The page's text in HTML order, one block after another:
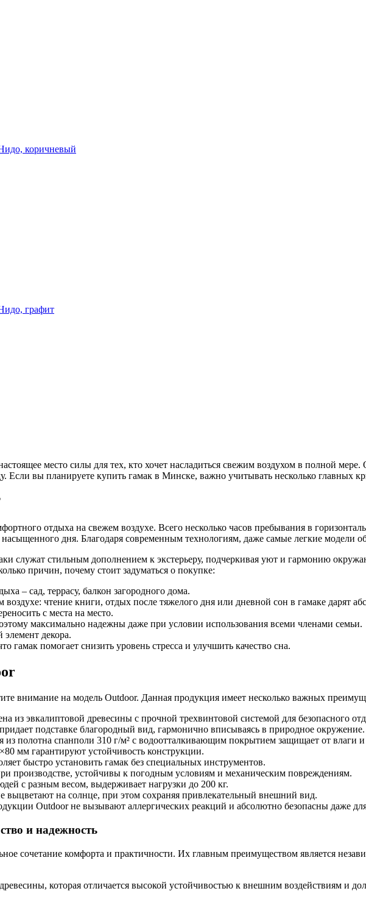
коричневый
графит
место силы для тех, кто хочет насладиться свежим воздухом в полной
Если вы планируете купить гамак в Минске, важно учитывать несколько главных
отдыха на свежем воздухе. Всего несколько часов пребывания в
дня. Благодаря современным технологиям, даже самые легкие модели
служат стильным дополнением к экстерьеру, подчеркивая уют и гармонию
причин, почему стоит задуматься о покупке:
– сад, террасу, балкон загородного дома.
воздухе: чтение книги, отдых после тяжелого дня или дневной сон в гамаке дарят
с места на место.
максимально надежны даже при условии использования всеми членами семьи.
декора.
гамак помогает снизить уровень стресса и улучшить качество сна.
внимание на модель Outdoor. Данная продукция имеет несколько важных
из эвкалиптовой древесины с прочной трехвинтовой системой для безопасного
подставке благородный вид, гармонично вписываясь в природное окружение.
из полотна спанполи 310 г/м² с водоотталкивающим покрытием защищает от влаги и
мм гарантируют устойчивость конструкции.
быстро установить гамак без специальных инструментов.
производстве, устойчивы к погодным условиям и механическим повреждениям.
с разным весом, выдерживает нагрузки до 200 кг.
выцветают на солнце, при этом сохраняя привлекательный внешний вид.
Outdoor не вызывают аллергических реакций и абсолютно безопасны даже
и надежность
сочетание комфорта и практичности. Их главным преимуществом является
которая отличается высокой устойчивостью к внешним воздействиям и